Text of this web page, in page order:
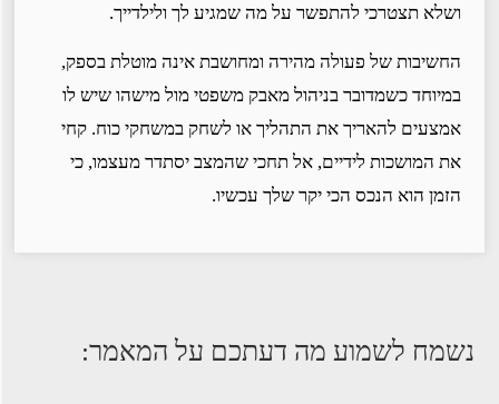
ושלא תצטרכי להתפשר על מה שמגיע לך ולילדייך.
החשיבות של פעולה מהירה ומחושבת אינה מוטלת בספק,
במיוחד כשמדובר בניהול מאבק משפטי מול מישהו שיש לו
אמצעים להאריך את התהליך או לשחק במשחקי כוח. קחי
את המושכות לידיים, אל תחכי שהמצב יסתדר מעצמו, כי
הזמן הוא הנכס הכי יקר שלך עכשיו.
נשמח לשמוע מה דעתכם על המאמר: